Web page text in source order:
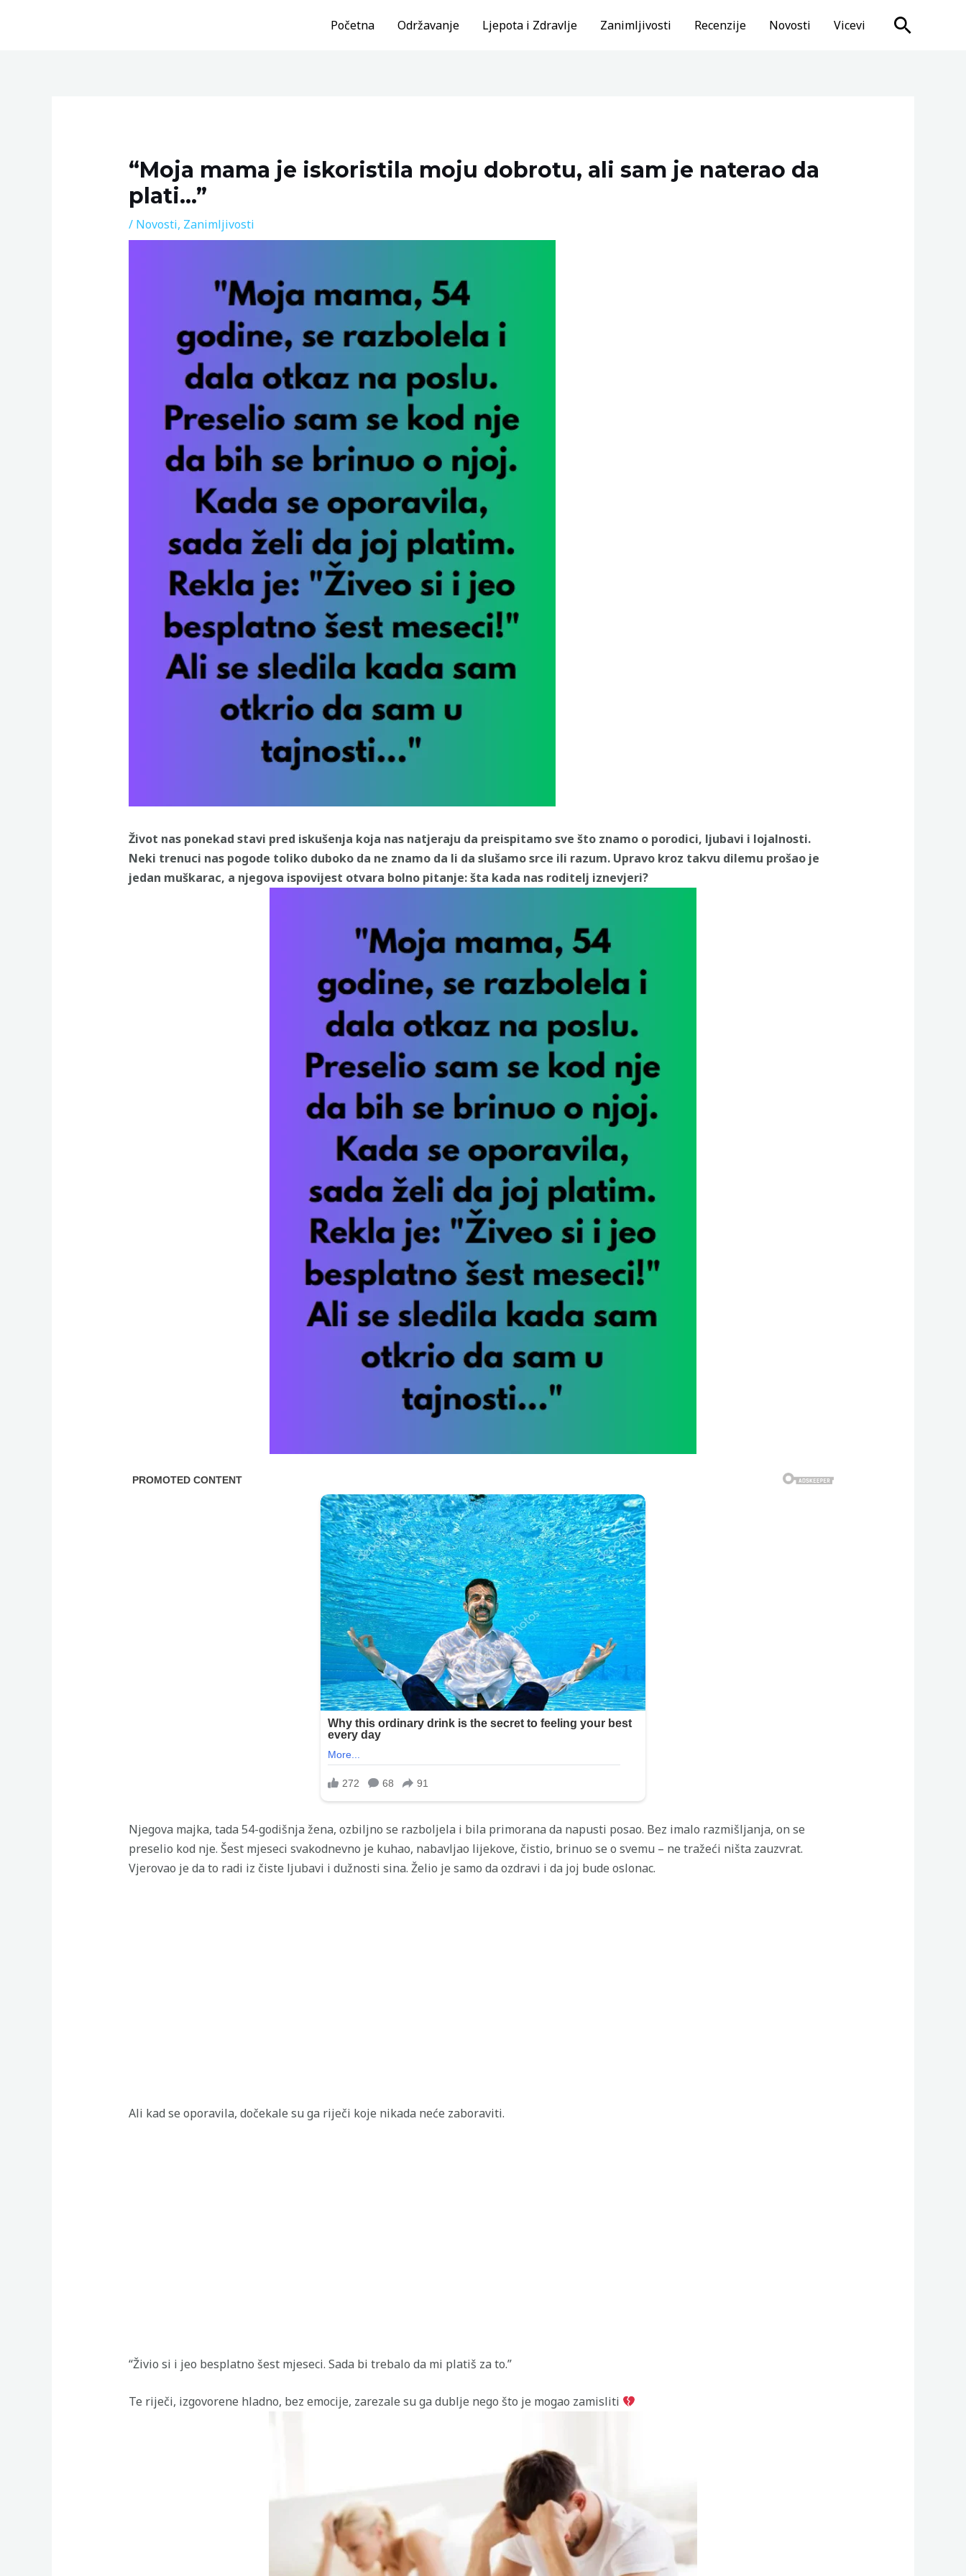
Početna Održavanje Ljepota i Zdravlje Zanimljivosti Recenzije Novosti Vicevi Search
“Moja mama je iskoristila moju dobrotu, ali sam je naterao da
plati…”
/ Novosti, Zanimljivosti
Život nas ponekad stavi pred iskušenja koja nas natjeraju da preispitamo sve što znamo o porodici, ljubavi i lojalnosti.
Neki trenuci nas pogode toliko duboko da ne znamo da li da slušamo srce ili razum. Upravo kroz takvu dilemu prošao je
jedan muškarac, a njegova ispovijest otvara bolno pitanje: šta kada nas roditelj iznevjeri?
Njegova majka, tada 54-godišnja žena, ozbiljno se razboljela i bila primorana da napusti posao. Bez imalo razmišljanja, on se
preselio kod nje. Šest mjeseci svakodnevno je kuhao, nabavljao lijekove, čistio, brinuo se o svemu – ne tražeći ništa zauzvrat.
Vjerovao je da to radi iz čiste ljubavi i dužnosti sina. Želio je samo da ozdravi i da joj bude oslonac.
Ali kad se oporavila, dočekale su ga riječi koje nikada neće zaboraviti.
“Živio si i jeo besplatno šest mjeseci. Sada bi trebalo da mi platiš za to.”
Te riječi, izgovorene hladno, bez emocije, zarezale su ga dublje nego što je mogao zamisliti